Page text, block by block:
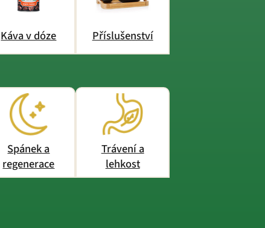
Káva v dóze Příslušenství
Spánek a
regenerace
Trávení a
lehkost